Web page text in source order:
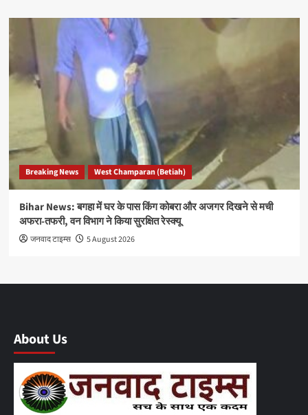
Breaking News West Champaran (Betiah)
Bihar News: बगहा में घर के पास किंग कोबरा और अजगर दिखने से मची
अफरा-तफरी, वन विभाग ने किया सुरक्षित रेस्क्यू
जनवाद टाइम्स 5 August 2026
About Us